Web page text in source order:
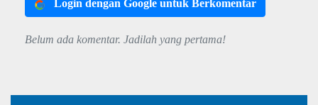
Login dengan Google untuk Berkomentar
Belum ada komentar. Jadilah yang pertama!